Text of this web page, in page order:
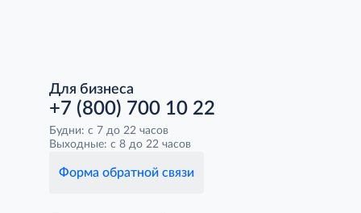
Для бизнеса
+7 (800) 700 10 22
Будни: с 7 до 22 часов
Выходные: с 8 до 22 часов
Форма обратной связи